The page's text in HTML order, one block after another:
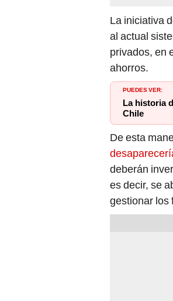
La iniciativa
al actual
privados, en
ahorros.
PUEDES VER:
La historia
Chile
De esta
deberán
es decir, se
gestionar los